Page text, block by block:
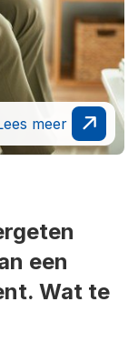
meer
een
Wat te